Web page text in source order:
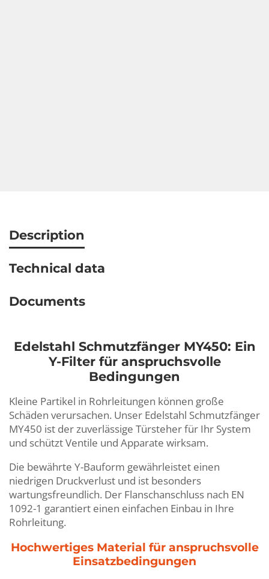
Description
Technical data
Documents
Edelstahl Schmutzfänger MY450: Ein
Y-Filter für anspruchsvolle
Bedingungen
Kleine Partikel in Rohrleitungen können große
Schäden verursachen. Unser Edelstahl Schmutzfänger
MY450 ist der zuverlässige Türsteher für Ihr System
und schützt Ventile und Apparate wirksam.
Die bewährte Y-Bauform gewährleistet einen
niedrigen Druckverlust und ist besonders
wartungsfreundlich. Der Flanschanschluss nach EN
1092-1 garantiert einen einfachen Einbau in Ihre
Rohrleitung.
Hochwertiges Material für anspruchsvolle
Einsatzbedingungen